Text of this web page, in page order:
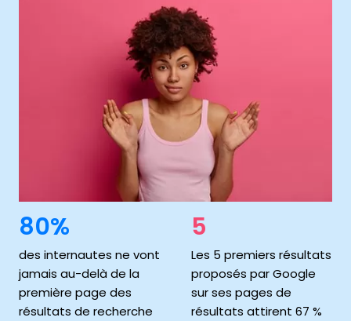
80%
des internautes ne vont
jamais au-delà de la
première page des
résultats de recherche
5
Les 5 premiers résultats
proposés par Google
sur ses pages de
résultats attirent 67 %